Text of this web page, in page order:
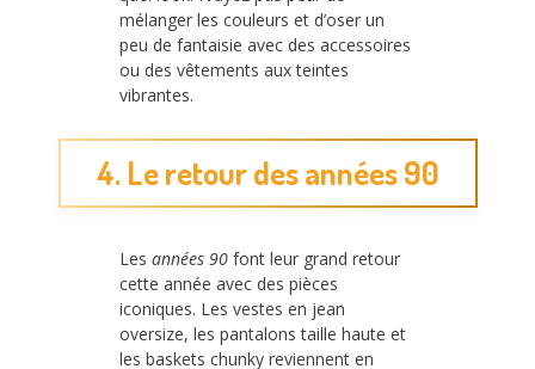
mélanger les couleurs et d’oser un
peu de fantaisie avec des accessoires
ou des vêtements aux teintes
vibrantes.
4. Le retour des années 90
Les années 90 font leur grand retour
cette année avec des pièces
iconiques. Les vestes en jean
oversize, les pantalons taille haute et
les baskets chunky reviennent en